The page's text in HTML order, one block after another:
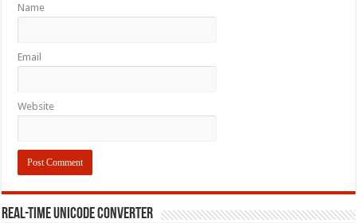
Name
Email
Website
REAL-TIME UNICODE CONVERTER